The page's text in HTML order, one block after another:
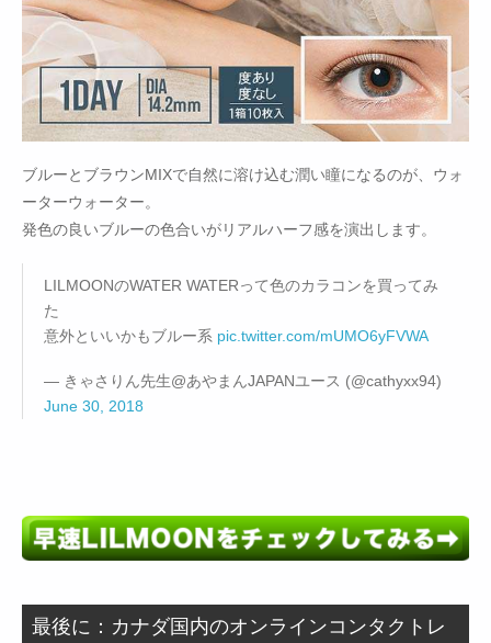
ブルーとブラウンMIXで自然に溶け込む潤い瞳になるのが、ウォ
ーターウォーター。
発色の良いブルーの色合いがリアルハーフ感を演出します。
LILMOONのWATER WATERって色のカラコンを買ってみ
た
意外といいかもブルー系 pic.twitter.com/mUMO6yFVWA
— きゃさりん先生@あやまんJAPANユース (@cathyxx94)
June 30, 2018
最後に：カナダ国内のオンラインコンタクトレ